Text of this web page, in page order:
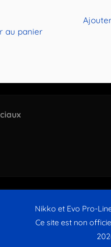
au panier
Nikko et Evo Pro-
Ce site est non